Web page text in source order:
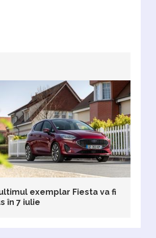
exemplar Fiesta va fi
în 7 iulie